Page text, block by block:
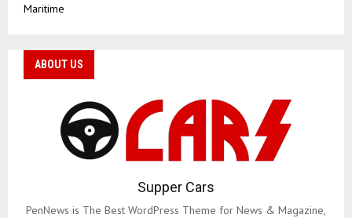
Maritime
ABOUT US
Supper Cars
PenNews is The Best WordPress Theme for News & Magazine,